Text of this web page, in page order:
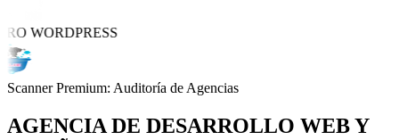
WORDPRESS
Scanner Premium: Auditoría de Agencias
AGENCIA DE DESARROLLO WEB Y